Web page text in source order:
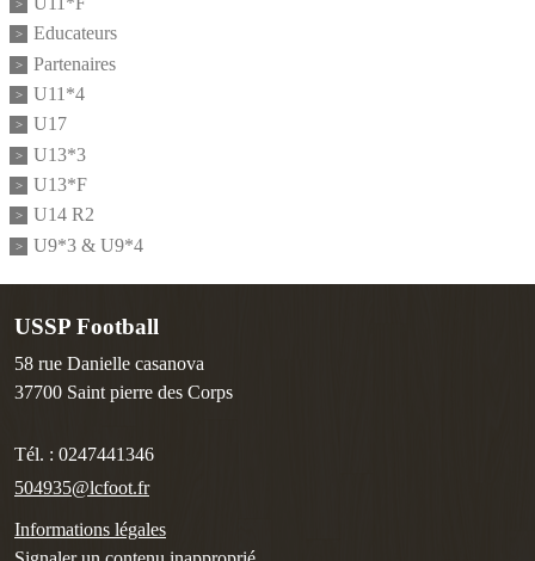
Educateurs
Partenaires
U11*4
U17
U13*3
U13*F
U14 R2
U9*3 & U9*4
USSP Football
58 rue Danielle casanova
37700 Saint pierre des Corps
Tél. : 0247441346
504935@lcfoot.fr
Informations légales